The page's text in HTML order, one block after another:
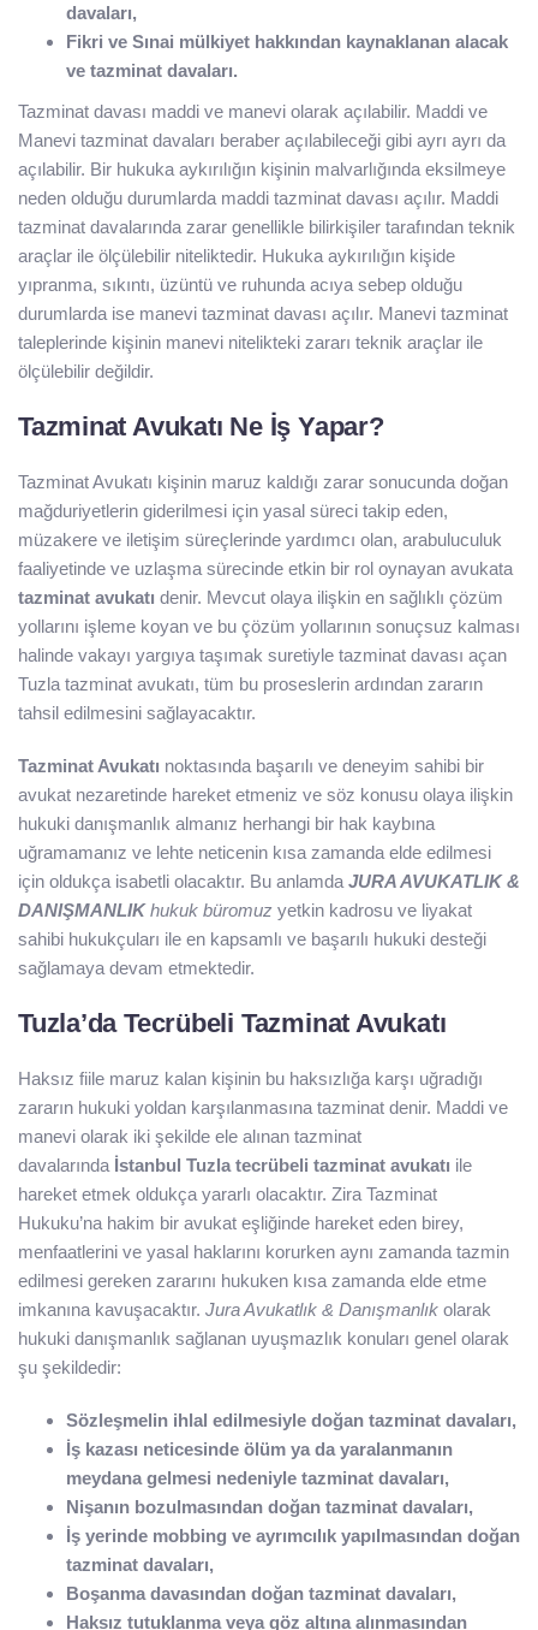
davaları,
Fikri ve Sınai mülkiyet hakkından kaynaklanan alacak
ve tazminat davaları.
Tazminat davası maddi ve manevi olarak açılabilir. Maddi ve
Manevi tazminat davaları beraber açılabileceği gibi ayrı ayrı da
açılabilir. Bir hukuka aykırılığın kişinin malvarlığında eksilmeye
neden olduğu durumlarda maddi tazminat davası açılır. Maddi
tazminat davalarında zarar genellikle bilirkişiler tarafından teknik
araçlar ile ölçülebilir niteliktedir. Hukuka aykırılığın kişide
yıpranma, sıkıntı, üzüntü ve ruhunda acıya sebep olduğu
durumlarda ise manevi tazminat davası açılır. Manevi tazminat
taleplerinde kişinin manevi nitelikteki zararı teknik araçlar ile
ölçülebilir değildir.
Tazminat Avukatı Ne İş Yapar?
Tazminat Avukatı kişinin maruz kaldığı zarar sonucunda doğan
mağduriyetlerin giderilmesi için yasal süreci takip eden,
müzakere ve iletişim süreçlerinde yardımcı olan, arabuluculuk
faaliyetinde ve uzlaşma sürecinde etkin bir rol oynayan avukata
tazminat avukatı denir. Mevcut olaya ilişkin en sağlıklı çözüm
yollarını işleme koyan ve bu çözüm yollarının sonuçsuz kalması
halinde vakayı yargıya taşımak suretiyle tazminat davası açan
Tuzla tazminat avukatı, tüm bu proseslerin ardından zararın
tahsil edilmesini sağlayacaktır.
Tazminat Avukatı noktasında başarılı ve deneyim sahibi bir
avukat nezaretinde hareket etmeniz ve söz konusu olaya ilişkin
hukuki danışmanlık almanız herhangi bir hak kaybına
uğramamanız ve lehte neticenin kısa zamanda elde edilmesi
için oldukça isabetli olacaktır. Bu anlamda JURA AVUKATLIK &
DANIŞMANLIKhukuk büromuz yetkin kadrosu ve liyakat
sahibi hukukçuları ile en kapsamlı ve başarılı hukuki desteği
sağlamaya devam etmektedir.
Tuzla’da Tecrübeli Tazminat Avukatı
Haksız fiile maruz kalan kişinin bu haksızlığa karşı uğradığı
zararın hukuki yoldan karşılanmasına tazminat denir. Maddi ve
manevi olarak iki şekilde ele alınan tazminat
davalarında İstanbul Tuzla tecrübeli tazminat avukatı ile
hareket etmek oldukça yararlı olacaktır. Zira Tazminat
Hukuku’na hakim bir avukat eşliğinde hareket eden birey,
menfaatlerini ve yasal haklarını korurken aynı zamanda tazmin
edilmesi gereken zararını hukuken kısa zamanda elde etme
imkanına kavuşacaktır. Jura Avukatlık & Danışmanlık olarak
hukuki danışmanlık sağlanan uyuşmazlık konuları genel olarak
şu şekildedir:
Sözleşmelin ihlal edilmesiyle doğan tazminat davaları,
İş kazası neticesinde ölüm ya da yaralanmanın
meydana gelmesi nedeniyle tazminat davaları,
Nişanın bozulmasından doğan tazminat davaları,
İş yerinde mobbing ve ayrımcılık yapılmasından doğan
tazminat davaları,
Boşanma davasından doğan tazminat davaları,
Haksız tutuklanma veya göz altına alınmasından